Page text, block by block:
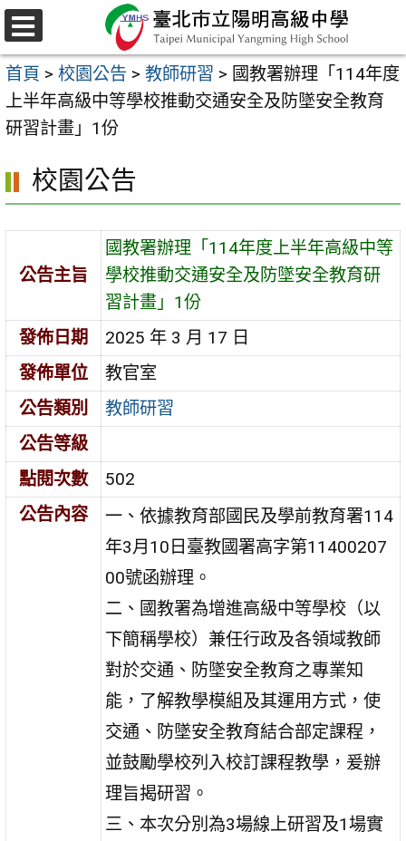
跳
至
主
要
內
區
選
單
首頁 > 校園公告 > 教師研習 > 國教署辦理「114年度
上半年高級中等學校推動交通安全及防墜安全教育
研習計畫」1份
校園公告
公告主旨
國教署辦理「114年度上半年高級中等
學校推動交通安全及防墜安全教育研
習計畫」1份
發佈日期
2025 年 3 月 17 日
發佈單位
教官室
公告類別
教師研習
公告等級
點閱次數
502
公告內容
一、依據教育部國民及學前教育署114
年3月10日臺教國署高字第11400207
00號函辦理。
二、國教署為增進高級中等學校（以
下簡稱學校）兼任行政及各領域教師
對於交通、防墜安全教育之專業知
能，了解教學模組及其運用方式，使
交通、防墜安全教育結合部定課程，
並鼓勵學校列入校訂課程教學，爰辦
理旨揭研習。
三、本次分別為3場線上研習及1場實